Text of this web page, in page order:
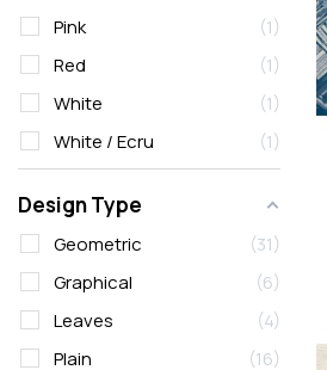
Pink
1
Red
1
White
1
White / Ecru
1
Design Type
Geometric
31
Graphical
6
Leaves
4
Plain
16